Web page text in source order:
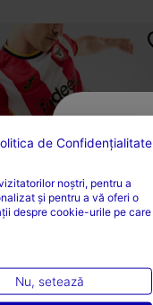
Mânecă Scurtă
1 Brentford ...
de Confidențialitate
noștri, pentru a
și pentru a vă oferi o
despre cookie-urile pe care
Nu, setează